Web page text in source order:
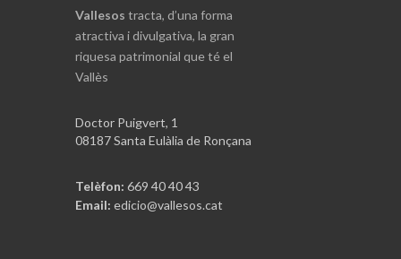
Vallesos tracta, d’una forma
atractiva i divulgativa, la gran
riquesa patrimonial que té el
Vallès
Doctor Puigvert, 1
08187 Santa Eulàlia de Ronçana
Telèfon: 669 40 40 43
Email: edicio@vallesos.cat